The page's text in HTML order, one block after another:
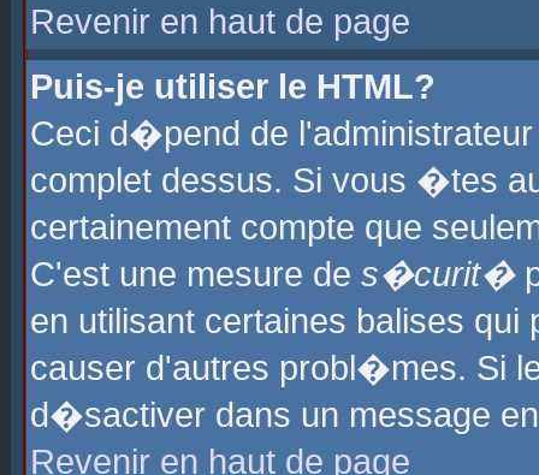
Revenir en haut de page
Puis-je utiliser le HTML?
Ceci d�pend de
complet dessus. Si vous �tes
certainement compte que
C'est une mesure de s�curit�
en utilisant certaines balises
causer d'autres probl�mes. Si
d�sactiver dans un message
Revenir en haut de page